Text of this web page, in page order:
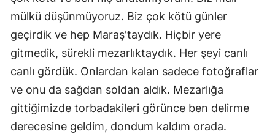
mülkü düşünmüyoruz. Biz çok kötü günler
geçirdik ve hep Maraş'taydık. Hiçbir yere
gitmedik, sürekli mezarlıktaydık. Her şeyi canlı
canlı gördük. Onlardan kalan sadece fotoğraflar
ve onu da sağdan soldan aldık. Mezarlığa
gittiğimizde torbadakileri görünce ben delirme
derecesine geldim, dondum kaldım orada.